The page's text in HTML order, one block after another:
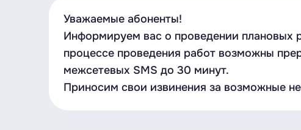
Уважаемые абоненты!
Информируем вас о проведении плановых
процессе проведения работ возможны
межсетевых SMS до 30 минут.
Приносим свои извинения за возможные